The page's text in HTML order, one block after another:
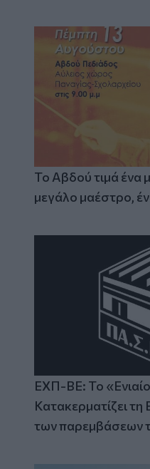
Το Αβδού τιμά ένα
μεγάλο μαέστρο,
ΕΧΠ-ΒΕ: Το
Κατακερματίζει
των παρεμβάσεων